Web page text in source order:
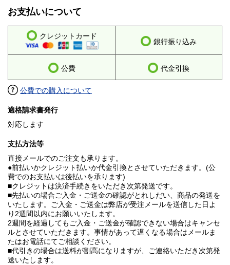
お支払いについて
クレジットカード
銀行振り込み
公費 代金引換
公費での購入について
適格請求書発行
対応します
支払方法等
直接メールでのご注文も承ります。
●前払いかクレジット払いか代金引換とさせていただきます。(公
費でのお支払いは後払いを承ります)
■クレジットは決済手続きをいただき次第発送です。
■先払いの場合ご入金・ご送金の確認がとれしだい、商品の発送を
いたします。ご入金・ご送金は弊店が受注メールを送信した日よ
り2週間以内にお願いいたします。
2週間を経過してもご入金・ご送金が確認できない場合はキャンセ
ルとさせていただきます。事情があって遅くなる場合はメールま
たはお電話にてご相談ください。
■代引きの場合は送料が割高になりますが、ご連絡いただき次第発
送いたします。